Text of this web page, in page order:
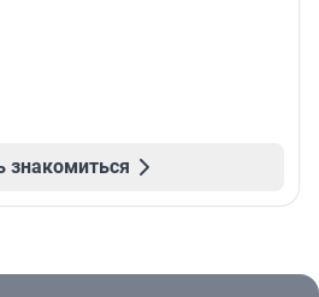
знакомиться